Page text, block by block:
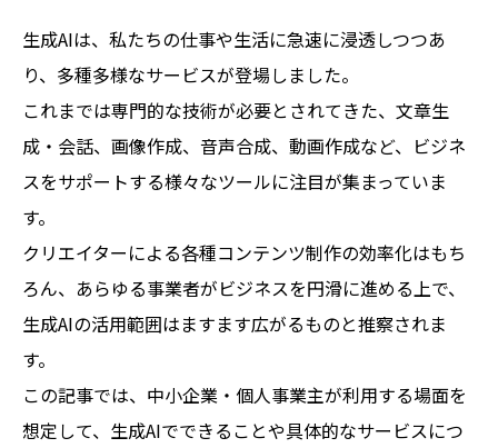
生成AIは、私たちの仕事や生活に急速に浸透しつつあ
り、多種多様なサービスが登場しました。
これまでは専門的な技術が必要とされてきた、文章生
成・会話、画像作成、音声合成、動画作成など、ビジネ
スをサポートする様々なツールに注目が集まっていま
す。
クリエイターによる各種コンテンツ制作の効率化はもち
ろん、あらゆる事業者がビジネスを円滑に進める上で、
生成AIの活用範囲はますます広がるものと推察されま
す。
この記事では、中小企業・個人事業主が利用する場面を
想定して、生成AIでできることや具体的なサービスにつ